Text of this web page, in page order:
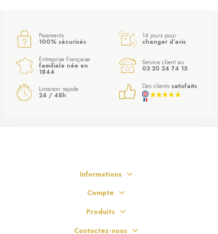
Paiements
100% sécurisés
14 jours pour
changer d’avis
Entreprise Française
familiale née en
1844
Service client au
03 20 24 74 15
Livraison rapide
24 / 48h
Des clients satisfaits
Informations
Compte
Produits
Contactez-nous